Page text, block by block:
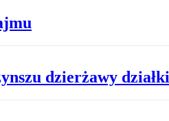
dzierżawy